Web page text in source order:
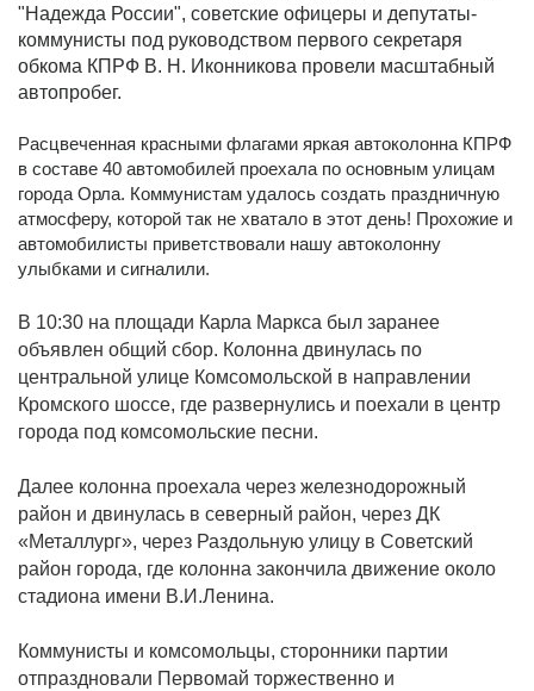
"Надежда России", советские офицеры и депутаты-
коммунисты под руководством первого секретаря
обкома КПРФ В. Н. Иконникова провели масштабный
автопробег.
Расцвеченная красными флагами яркая автоколонна КПРФ
в составе 40 автомобилей проехала по основным улицам
города Орла. Коммунистам удалось создать праздничную
атмосферу, которой так не хватало в этот день! Прохожие и
автомобилисты приветствовали нашу автоколонну
улыбками и сигналили.
В 10:30 на площади Карла Маркса был заранее
объявлен общий сбор. Колонна двинулась по
центральной улице Комсомольской в направлении
Кромского шоссе, где развернулись и поехали в центр
города под комсомольские песни.
Далее колонна проехала через железнодорожный
район и двинулась в северный район, через ДК
«Металлург», через Раздольную улицу в Советский
район города, где колонна закончила движение около
стадиона имени В.И.Ленина.
Коммунисты и комсомольцы, сторонники партии
отпраздновали Первомай торжественно и